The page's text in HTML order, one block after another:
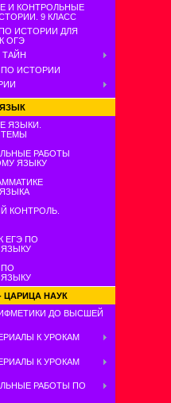
И КОНТРОЛЬНЫЕ
9 КЛАСС
ИСТОРИИ ДЛЯ
ОГЭ
ТАЙН
ИСТОРИИ
ЯЗЫКИ.
ТЕМЫ
РАБОТЫ
ЯЗЫКУ
КОНТРОЛЬ.
ЕГЭ ПО
ЦАРИЦА НАУК
ДО ВЫСШЕЙ
К УРОКАМ
К УРОКАМ
РАБОТЫ ПО